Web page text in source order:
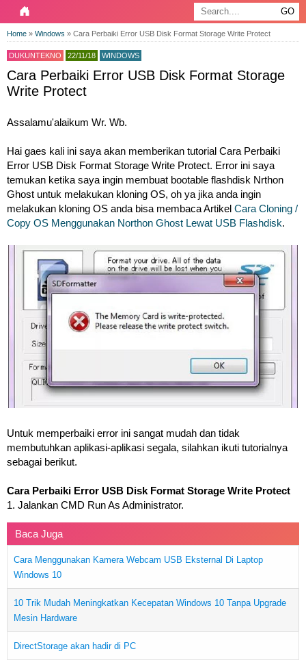
Home » Windows » Cara Perbaiki Error USB Disk Format Storage Write Protect
DUKUNTEKNO 22/11/18 WINDOWS
Cara Perbaiki Error USB Disk Format Storage
Write Protect
Assalamu'alaikum Wr. Wb.
Hai gaes kali ini saya akan memberikan tutorial Cara Perbaiki
Error USB Disk Format Storage Write Protect. Error ini saya
temukan ketika saya ingin membuat bootable flashdisk Nrthon
Ghost untuk melakukan kloning OS, oh ya jika anda ingin
melakukan kloning OS anda bisa membaca Artikel Cara Cloning /
Copy OS Menggunakan Northon Ghost Lewat USB Flashdisk.
Untuk memperbaiki error ini sangat mudah dan tidak
membutuhkan aplikasi-aplikasi segala, silahkan ikuti tutorialnya
sebagai berikut.
Cara Perbaiki Error USB Disk Format Storage Write Protect
1. Jalankan CMD Run As Administrator.
Baca Juga
Cara Menggunakan Kamera Webcam USB Eksternal Di Laptop
Windows 10
10 Trik Mudah Meningkatkan Kecepatan Windows 10 Tanpa Upgrade
Mesin Hardware
DirectStorage akan hadir di PC